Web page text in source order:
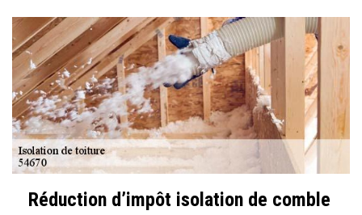
Réduction d’impôt isolation de comble